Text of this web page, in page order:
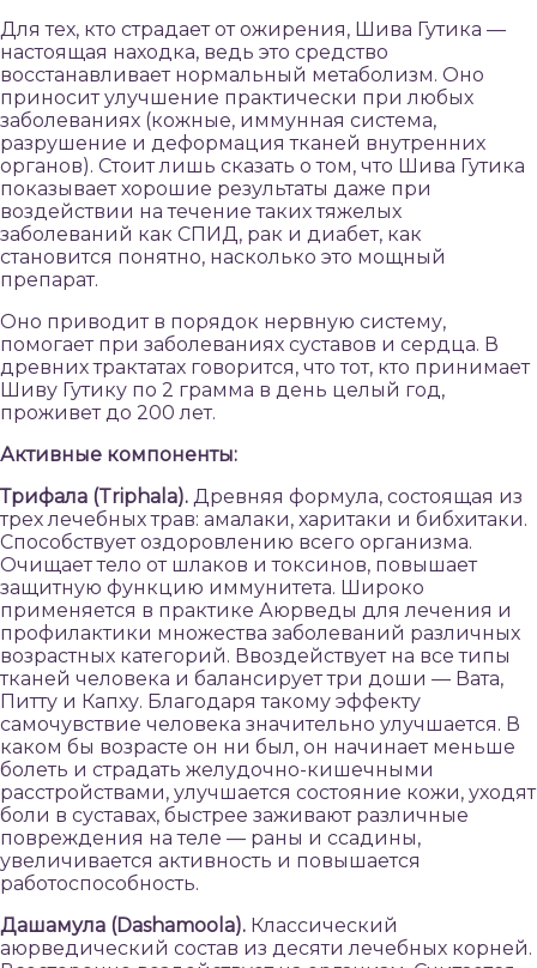
Для тех, кто страдает от ожирения, Шива Гутика —
настоящая находка, ведь это средство
восстанавливает нормальный метаболизм. Оно
приносит улучшение практически при любых
заболеваниях (кожные, иммунная система,
разрушение и деформация тканей внутренних
органов). Стоит лишь сказать о том, что Шива Гутика
показывает хорошие результаты даже при
воздействии на течение таких тяжелых
заболеваний как СПИД, рак и диабет, как
становится понятно, насколько это мощный
препарат.
Оно приводит в порядок нервную систему,
помогает при заболеваниях суставов и сердца. В
древних трактатах говорится, что тот, кто принимает
Шиву Гутику по 2 грамма в день целый год,
проживет до 200 лет.
Активные компоненты:
Трифала (Triphala). Древняя формула, состоящая из
трех лечебных трав: амалаки, харитаки и бибхитаки.
Способствует оздоровлению всего организма.
Очищает тело от шлаков и токсинов, повышает
защитную функцию иммунитета. Широко
применяется в практике Аюрведы для лечения и
профилактики множества заболеваний различных
возрастных категорий. Ввоздействует на все типы
тканей человека и балансирует три доши — Вата,
Питту и Капху. Благодаря такому эффекту
самочувствие человека значительно улучшается. В
каком бы возрасте он ни был, он начинает меньше
болеть и страдать желудочно-кишечными
расстройствами, улучшается состояние кожи, уходят
боли в суставах, быстрее заживают различные
повреждения на теле — раны и ссадины,
увеличивается активность и повышается
работоспособность.
Дашамула (Dashamoola). Классический
аюрведический состав из десяти лечебных корней.